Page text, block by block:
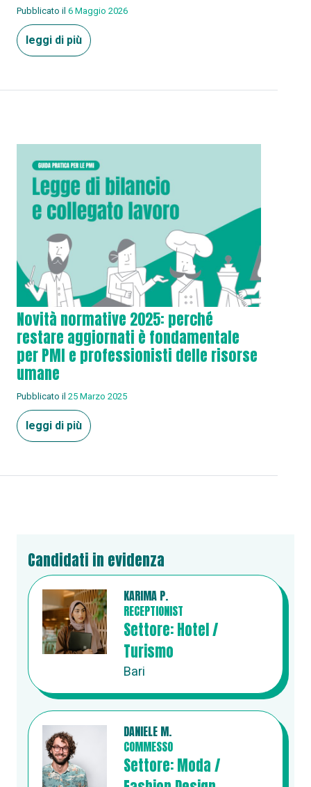
Pubblicato il 6 Maggio 2026
leggi di più
Novità normative 2025: perché
restare aggiornati è fondamentale
per PMI e professionisti delle risorse
umane
Pubblicato il 25 Marzo 2025
leggi di più
Candidati in evidenza
KARIMA P.
RECEPTIONIST
Settore: Hotel /
Turismo
Bari
DANIELE M.
COMMESSO
Settore: Moda /